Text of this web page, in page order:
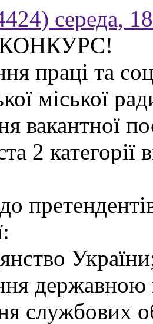
середа,
праці та
міської
вакантної
2
державною
службових